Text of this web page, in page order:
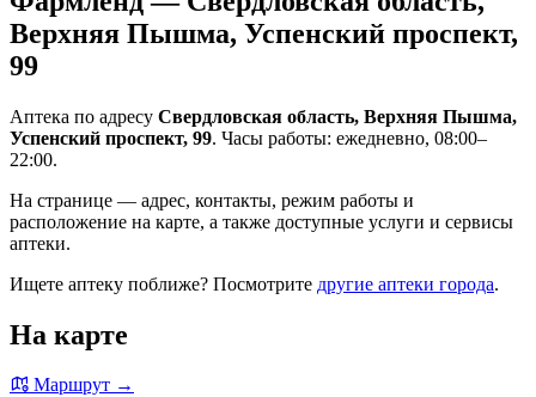
Верхняя Пышма, Успенский проспект,
99
Аптека по адресу Свердловская область, Верхняя Пышма,
Успенский проспект, 99. Часы работы: ежедневно, 08:00–
22:00.
На странице — адрес, контакты, режим работы и
расположение на карте, а также доступные услуги и сервисы
аптеки.
Ищете аптеку поближе? Посмотрите другие аптеки города.
На карте
Маршрут →